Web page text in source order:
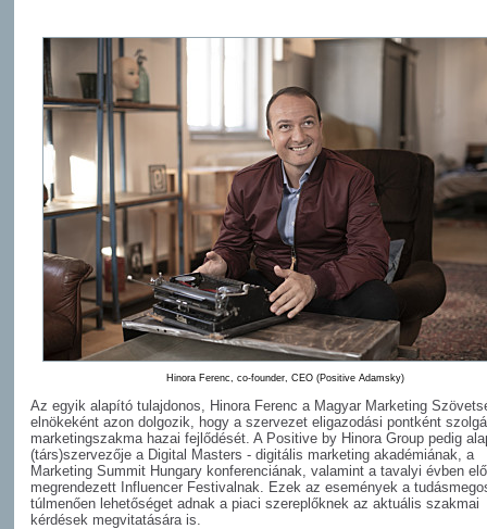
Hinora Ferenc, co-founder, CEO (Positive Adamsky)
Az egyik alapító tulajdonos, Hinora Ferenc a Magyar Marketing
elnökeként azon dolgozik, hogy a szervezet eligazodási pontként
marketingszakma hazai fejlődését. A Positive by Hinora Group pedig
(társ)szervezője a Digital Masters - digitális marketing akadémiának, a
Marketing Summit Hungary konferenciának, valamint a tavalyi évben
megrendezett Influencer Festivalnak. Ezek az események a
túlmenően lehetőséget adnak a piaci szereplőknek az aktuális szakmai
kérdések megvitatására is.